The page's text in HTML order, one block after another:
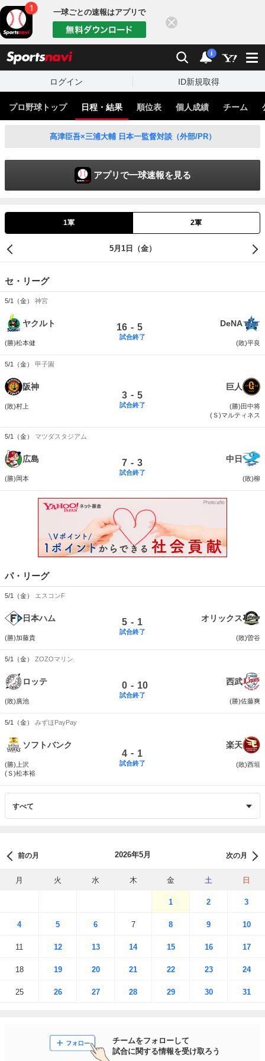
一球ごとの速報はアプリで
検索 通知
i
ログイン ID新規取得
プロ野球トップ 日程・結果 順位表 個人成績 チーム
髙津臣吾×三浦大輔 日本一監督対談（外部/PR）
アプリで一球速報を見る
1軍 2軍
5月1日（金）
セ・リーグ
5/1（金） 神宮
ヤクルト
(勝)松本健
16 - 5
試合終了
DeNA
(敗)平良
5/1（金） 甲子園
阪神
(敗)村上
3 - 5
試合終了
巨人
(勝)田中将
(Ｓ)マルティネス
5/1（金） マツダスタジアム
広島
(勝)岡本
7 - 3
試合終了
中日
(敗)柳
パ・リーグ
5/1（金） エスコンF
日本ハム
(勝)加藤貴
5 - 1
試合終了
オリックス
(敗)曽谷
5/1（金） ZOZOマリン
ロッテ
(敗)廣池
0 - 10
試合終了
西武
(勝)佐藤爽
5/1（金） みずほPayPay
ソフトバンク
(勝)上沢
(Ｓ)松本裕
4 - 1
試合終了
楽天
(敗)西垣
前の月 2026年5月 次の月
月 火 水 木 金 土 日
1 2 3
4 5 6 7 8 9 10
11 12 13 14 15 16 17
18 19 20 21 22 23 24
25 26 27 28 29 30 31
チームをフォローして
試合に関する情報を受け取ろう